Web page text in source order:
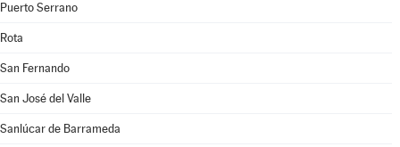
Puerto Serrano
Rota
San Fernando
San José del Valle
Sanlúcar de Barrameda